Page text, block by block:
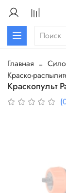
Главная
Краско-
Краскопульт